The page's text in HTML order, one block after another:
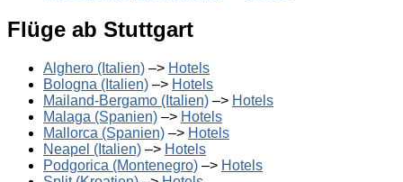
Flüge ab Stuttgart
Alghero (Italien) –> Hotels
Bologna (Italien) –> Hotels
Mailand-Bergamo (Italien) –> Hotels
Malaga (Spanien) –> Hotels
Mallorca (Spanien) –> Hotels
Neapel (Italien) –> Hotels
Podgorica (Montenegro) –> Hotels